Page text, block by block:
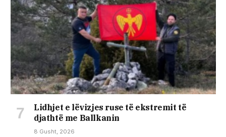
Lidhjet e lëvizjes ruse të ekstremit të
djathtë me Ballkanin
8 Gusht, 2026